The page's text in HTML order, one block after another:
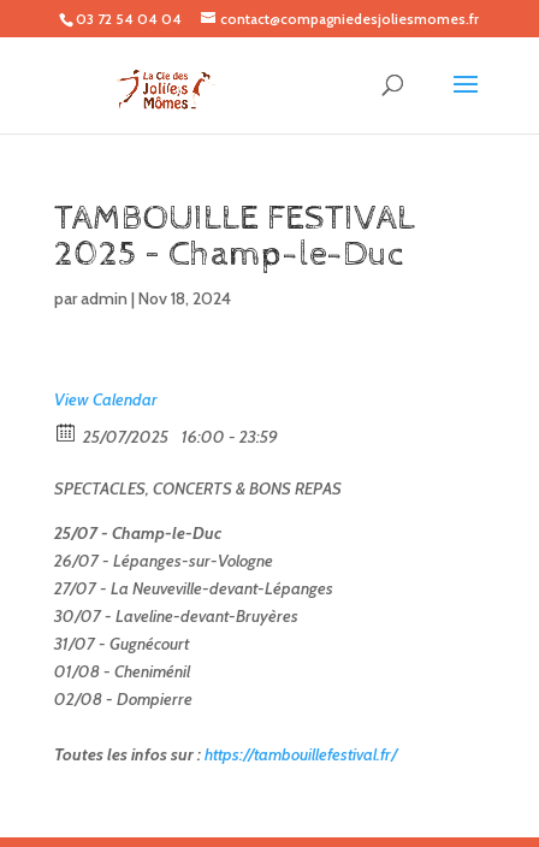
03 72 54 04 04 contact@compagniedesjoliesmomes.fr
TAMBOUILLE FESTIVAL
2025 – Champ-le-Duc
paradmin |Nov 18, 2024
View Calendar
25/07/2025
16:00 - 23:59
SPECTACLES, CONCERTS & BONS REPAS
25/07 - Champ-le-Duc
26/07 - Lépanges-sur-Vologne
27/07 - La Neuveville-devant-Lépanges
30/07 - Laveline-devant-Bruyères
31/07 - Gugnécourt
01/08 - Cheniménil
02/08 - Dompierre
Toutes les infos sur :https://tambouillefestival.fr/